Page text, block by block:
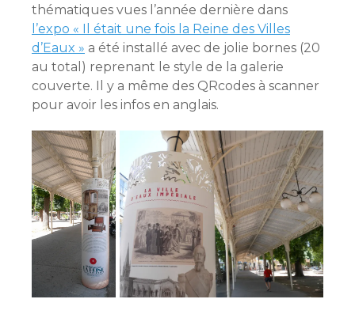
thématiques vues l’année dernière dans
l’expo « Il était une fois la Reine des Villes
d’Eaux » a été installé avec de jolie bornes (20
au total) reprenant le style de la galerie
couverte. Il y a même des QRcodes à scanner
pour avoir les infos en anglais.